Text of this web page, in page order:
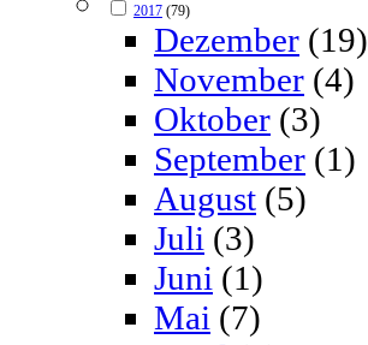
2017 (79)
Dezember (19)
November (4)
Oktober (3)
September (1)
August (5)
Juli (3)
Juni (1)
Mai (7)